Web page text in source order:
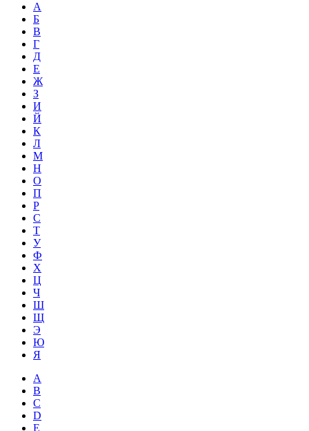
А
Б
В
Г
Д
Е
Ж
З
И
Й
К
Л
М
Н
О
П
Р
С
Т
У
Ф
Х
Ц
Ч
Ш
Щ
Э
Ю
Я
A
B
C
D
E